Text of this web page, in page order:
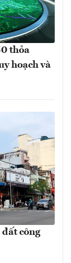
thỏa
hoạch và
công